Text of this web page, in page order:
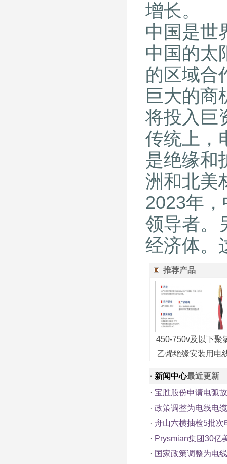
增长。
中国是世
中国的太
的区域合
巨大的商
将投入巨
传统上，
是绝缘和
洲和北美
2023年
领导者。
经济体。
推荐产品
450-750v及以下聚
乙烯绝缘安装用电
· 新闻中心最近更新
· 宝胜股份申请电弧
· 政策调整为电线电
· 舟山六横抽检5批次
· Prysmian集团30亿
· 国家政策调整为电